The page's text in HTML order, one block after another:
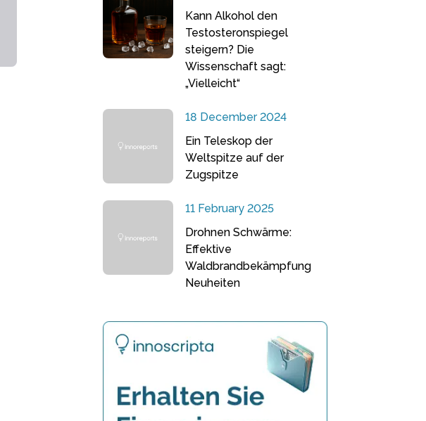
Kann Alkohol den
Testosteronspiegel
steigern? Die
Wissenschaft sagt:
„Vielleicht“
18 December 2024
Ein Teleskop der
Weltspitze auf der
Zugspitze
11 February 2025
Drohnen Schwärme:
Effektive
Waldbrandbekämpfung
Neuheiten